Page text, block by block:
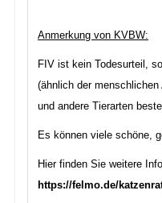
Anmerkung von KVBW:
FIV ist kein Todesurteil,
(ähnlich der
und andere Tierarten
Es können viele schöne,
Hier finden Sie weitere
https://felmo.de/